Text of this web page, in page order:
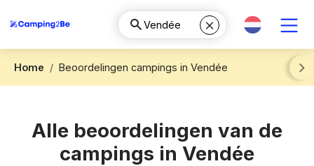
Home
Beoordelingen campings in Vendée
Next
Alle beoordelingen van de
campings in Vendée